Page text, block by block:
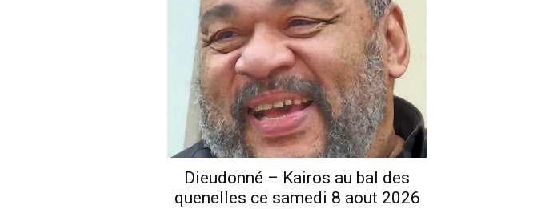
Dieudonné – Kairos au bal des
quenelles ce samedi 8 aout 2026